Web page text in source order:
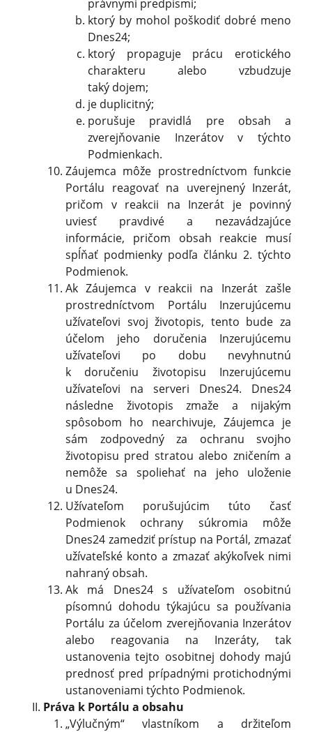
právnymi predpismi;
ktorý by mohol poškodiť dobré meno
Dnes24;
ktorý propaguje prácu erotického
charakteru alebo vzbudzuje
taký dojem;
je duplicitný;
porušuje pravidlá pre obsah a
zverejňovanie Inzerátov v týchto
Podmienkach.
Záujemca môže prostredníctvom funkcie
Portálu reagovať na uverejnený Inzerát,
pričom v reakcii na Inzerát je povinný
uviesť pravdivé a nezavádzajúce
informácie, pričom obsah reakcie musí
spĺňať podmienky podľa článku 2. týchto
Podmienok.
Ak Záujemca v reakcii na Inzerát zašle
prostredníctvom Portálu Inzerujúcemu
užívateľovi svoj životopis, tento bude za
účelom jeho doručenia Inzerujúcemu
užívateľovi po dobu nevyhnutnú
k doručeniu životopisu Inzerujúcemu
užívateľovi na serveri Dnes24. Dnes24
následne životopis zmaže a nijakým
spôsobom ho nearchivuje, Záujemca je
sám zodpovedný za ochranu svojho
životopisu pred stratou alebo zničením a
nemôže sa spoliehať na jeho uloženie
u Dnes24.
Užívateľom porušujúcim túto časť
Podmienok ochrany súkromia môže
Dnes24 zamedziť prístup na Portál, zmazať
užívateľské konto a zmazať akýkoľvek nimi
nahraný obsah.
Ak má Dnes24 s užívateľom osobitnú
písomnú dohodu týkajúcu sa používania
Portálu za účelom zverejňovania Inzerátov
alebo reagovania na Inzeráty, tak
ustanovenia tejto osobitnej dohody majú
prednosť pred prípadnými protichodnými
ustanoveniami týchto Podmienok.
Práva k Portálu a obsahu
„Výlučným“ vlastníkom a držiteľom